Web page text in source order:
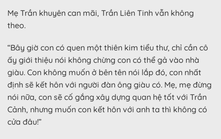
Mẹ Trần khuyên can mãi, Trần Liên Tinh vẫn không
theo.
“Bây giờ con có quen một thiên kim tiểu thư, chỉ cần cô
ấy giới thiệu nói không chừng con có thể gả vào nhà
giàu. Con không muốn ở bên tên nói lắp đó, con nhất
định sẽ kết hôn với người đàn ông giàu có. Mẹ, mẹ đừng
nói nữa, con sẽ cố gắng xây dựng quan hệ tốt với Trần
Cảnh, nhưng muốn con kết hôn với anh ta thì không có
cửa đâu!”